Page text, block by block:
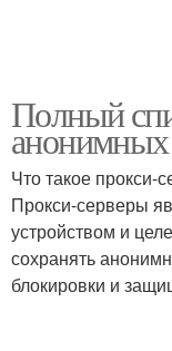
Полный
анонимных
Что такое
Прокси-серверы
устройством и
сохранять
блокировки и